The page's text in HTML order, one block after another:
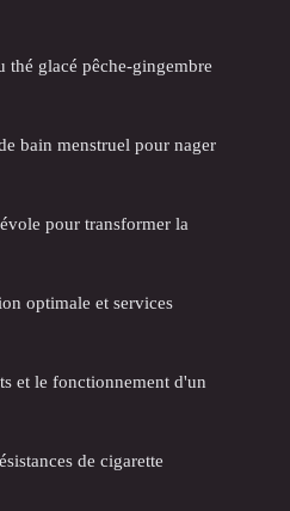
thé glacé pêche-gingembre
bain menstruel pour nager
pour transformer la
optimale et services
et le fonctionnement d'un
de cigarette